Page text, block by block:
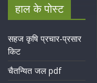
हाल के पोस्ट
सहज कृषि प्रचार-प्रसार
किट
चैतन्यित जल pdf